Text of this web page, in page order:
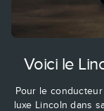
Voici le
Pour le
luxe Lincoln dans